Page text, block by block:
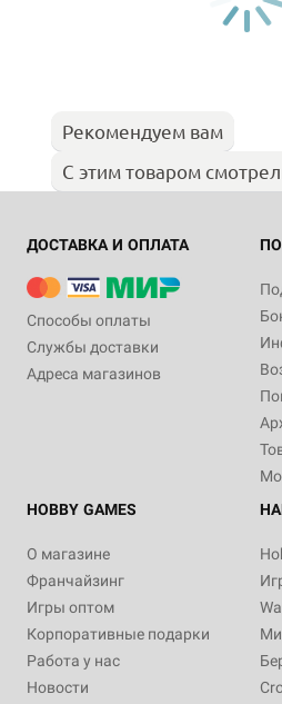
Рекомендуем вам
С этим товаром
ДОСТАВКА И ОПЛАТА
Способы оплаты
Службы доставки
Адреса магазинов
HOBBY GAMES
О магазине
Франчайзинг
Игры оптом
Корпоративные подарки
Работа у нас
Новости